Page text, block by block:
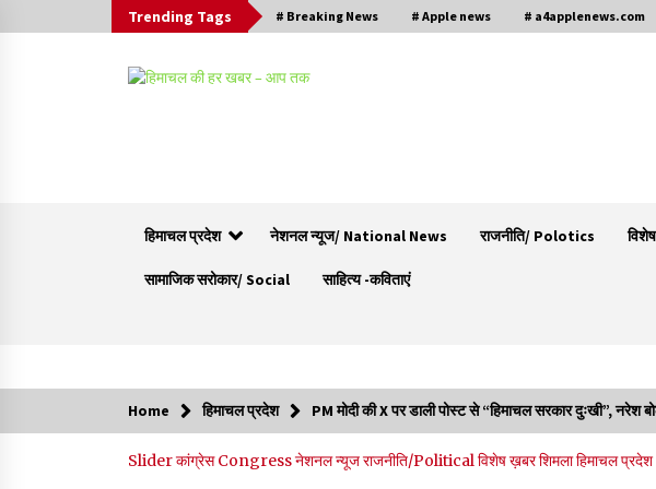
Trending Tags # Breaking News # Apple news # a4applenews.com
हिमाचल प्रदेश नेशनल न्यूज/ National News राजनीति/ Polotics
सामाजिक सरोकार/ Social साहित्य -कविताएं
दिवस समारोह, CM सुक्खू करेंगे ध्वजारोहण
Home हिमाचल प्रदेश PM मोदी की X पर डाली पोस्ट से “हिमाचल सरकार दुःखी”, नरेश
Sliderकांग्रेस Congressनेशनल न्यूजराजनीति/Politicalविशेष ख़बरशिमलाहिमाचल प्रदेश